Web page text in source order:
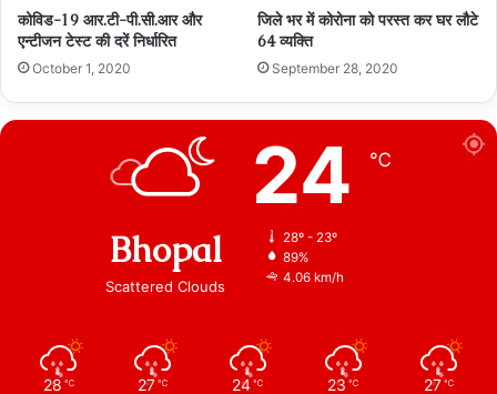
कोविड-19 आर.टी-पी.सी.आर और
एन्टीजन टेस्ट की दरें निर्धारित
October 1, 2020
जिले भर में कोरोना को परस्त कर घर लौटे
64 व्यक्ति
September 28, 2020
Bhopal
Scattered Clouds
24 ℃
28º - 23º
89%
4.06 km/h
28 ℃ 27 ℃ 24 ℃ 23 ℃ 27 ℃